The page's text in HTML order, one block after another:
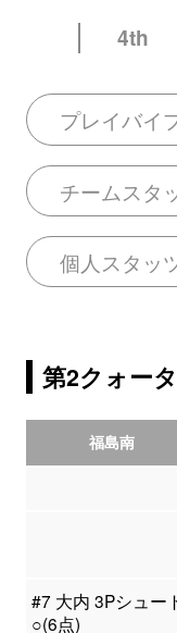
4th
プレイバイ
チームスタ
個人スタッ
第2クォー
福島南
#7 大内 3Pシュー
○(6点)